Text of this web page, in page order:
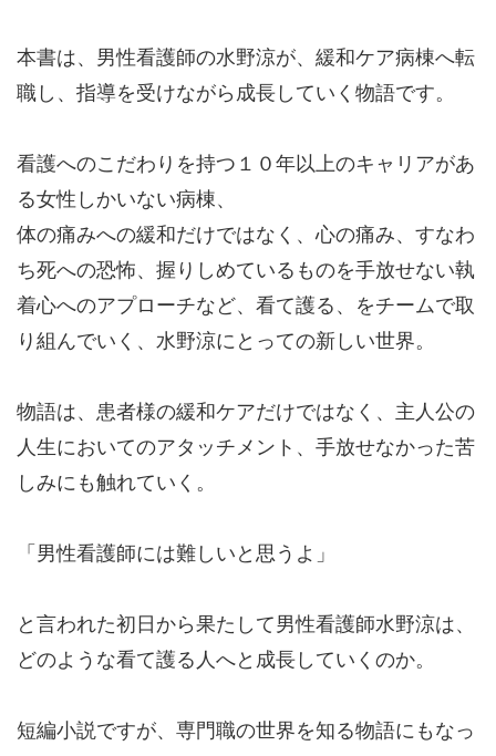
本書は、男性看護師の水野涼が、緩和ケア病棟へ転
職し、指導を受けながら成長していく物語です。
看護へのこだわりを持つ１０年以上のキャリアがあ
る女性しかいない病棟、
体の痛みへの緩和だけではなく、心の痛み、すなわ
ち死への恐怖、握りしめているものを手放せない執
着心へのアプローチなど、看て護る、をチームで取
り組んでいく、水野涼にとっての新しい世界。
物語は、患者様の緩和ケアだけではなく、主人公の
人生においてのアタッチメント、手放せなかった苦
しみにも触れていく。
「男性看護師には難しいと思うよ」
と言われた初日から果たして男性看護師水野涼は、
どのような看て護る人へと成長していくのか。
短編小説ですが、専門職の世界を知る物語にもなっ